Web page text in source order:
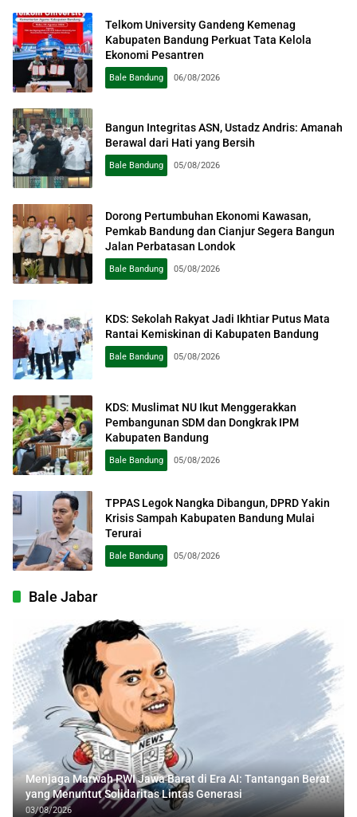
Telkom University Gandeng Kemenag
Kabupaten Bandung Perkuat Tata Kelola
Ekonomi Pesantren
Bale Bandung 06/08/2026
Bangun Integritas ASN, Ustadz Andris: Amanah
Berawal dari Hati yang Bersih
Bale Bandung 05/08/2026
Dorong Pertumbuhan Ekonomi Kawasan,
Pemkab Bandung dan Cianjur Segera Bangun
Jalan Perbatasan Londok
Bale Bandung 05/08/2026
KDS: Sekolah Rakyat Jadi Ikhtiar Putus Mata
Rantai Kemiskinan di Kabupaten Bandung
Bale Bandung 05/08/2026
KDS: Muslimat NU Ikut Menggerakkan
Pembangunan SDM dan Dongkrak IPM
Kabupaten Bandung
Bale Bandung 05/08/2026
TPPAS Legok Nangka Dibangun, DPRD Yakin
Krisis Sampah Kabupaten Bandung Mulai
Terurai
Bale Bandung 05/08/2026
Bale Jabar
Menjaga Marwah PWI Jawa Barat di Era AI: Tantangan Berat
yang Menuntut Solidaritas Lintas Generasi
03/08/2026